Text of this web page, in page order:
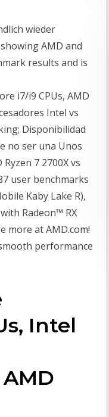
wieder
AMD and
results and is
i7/i9 CPUs, AMD
Intel vs
Disponibilidad
no ser una Unos
7 2700X vs
user benchmarks
Kaby Lake R),
Radeon™ RX
more at AMD.com!
performance
Intel